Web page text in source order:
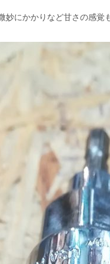
妙にかかりなど甘さの感覚